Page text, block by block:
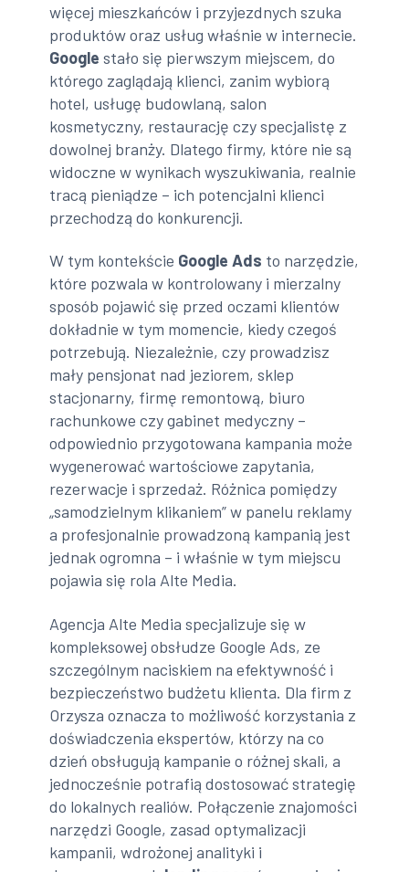
więcej mieszkańców i przyjezdnych szuka
produktów oraz usług właśnie w internecie.
Google stało się pierwszym miejscem, do
którego zaglądają klienci, zanim wybiorą
hotel, usługę budowlaną, salon
kosmetyczny, restaurację czy specjalistę z
dowolnej branży. Dlatego firmy, które nie są
widoczne w wynikach wyszukiwania, realnie
tracą pieniądze – ich potencjalni klienci
przechodzą do konkurencji.
W tym kontekście Google Ads to narzędzie,
które pozwala w kontrolowany i mierzalny
sposób pojawić się przed oczami klientów
dokładnie w tym momencie, kiedy czegoś
potrzebują. Niezależnie, czy prowadzisz
mały pensjonat nad jeziorem, sklep
stacjonarny, firmę remontową, biuro
rachunkowe czy gabinet medyczny –
odpowiednio przygotowana kampania może
wygenerować wartościowe zapytania,
rezerwacje i sprzedaż. Różnica pomiędzy
„samodzielnym klikaniem” w panelu reklamy
a profesjonalnie prowadzoną kampanią jest
jednak ogromna – i właśnie w tym miejscu
pojawia się rola Alte Media.
Agencja Alte Media specjalizuje się w
kompleksowej obsłudze Google Ads, ze
szczególnym naciskiem na efektywność i
bezpieczeństwo budżetu klienta. Dla firm z
Orzysza oznacza to możliwość korzystania z
doświadczenia ekspertów, którzy na co
dzień obsługują kampanie o różnej skali, a
jednocześnie potrafią dostosować strategię
do lokalnych realiów. Połączenie znajomości
narzędzi Google, zasad optymalizacji
kampanii, wdrożonej analityki i